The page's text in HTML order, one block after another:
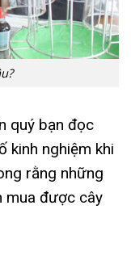
quý bạn đọc
kinh nghiệm khi
rằng những
mua được cây